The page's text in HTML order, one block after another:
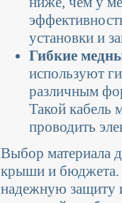
установки и
Гибкие
используют
различным
Такой кабель
проводить
Выбор материала
крыши и бюджета.
надежную защиту